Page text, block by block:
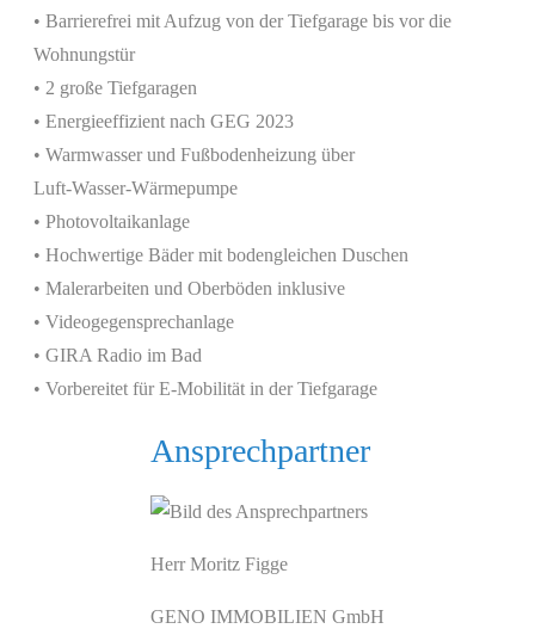
• Barrierefrei mit Aufzug von der Tiefgarage bis vor die
Wohnungstür
• 2 große Tiefgaragen
• Energieeffizient nach GEG 2023
• Warmwasser und Fußbodenheizung über
Luft-Wasser-Wärmepumpe
• Photovoltaikanlage
• Hochwertige Bäder mit bodengleichen Duschen
• Malerarbeiten und Oberböden inklusive
• Videogegensprechanlage
• GIRA Radio im Bad
• Vorbereitet für E-Mobilität in der Tiefgarage
Ansprechpartner
Herr Moritz Figge
GENO IMMOBILIEN GmbH